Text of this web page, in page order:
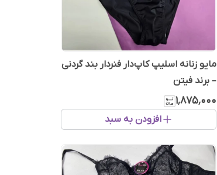
مایو زنانه اسلیپ کاپ‌دار فنردار بند گردنی
– برند فیتن
۱٬۸۷۵٬۰۰۰
افزودن به سبد